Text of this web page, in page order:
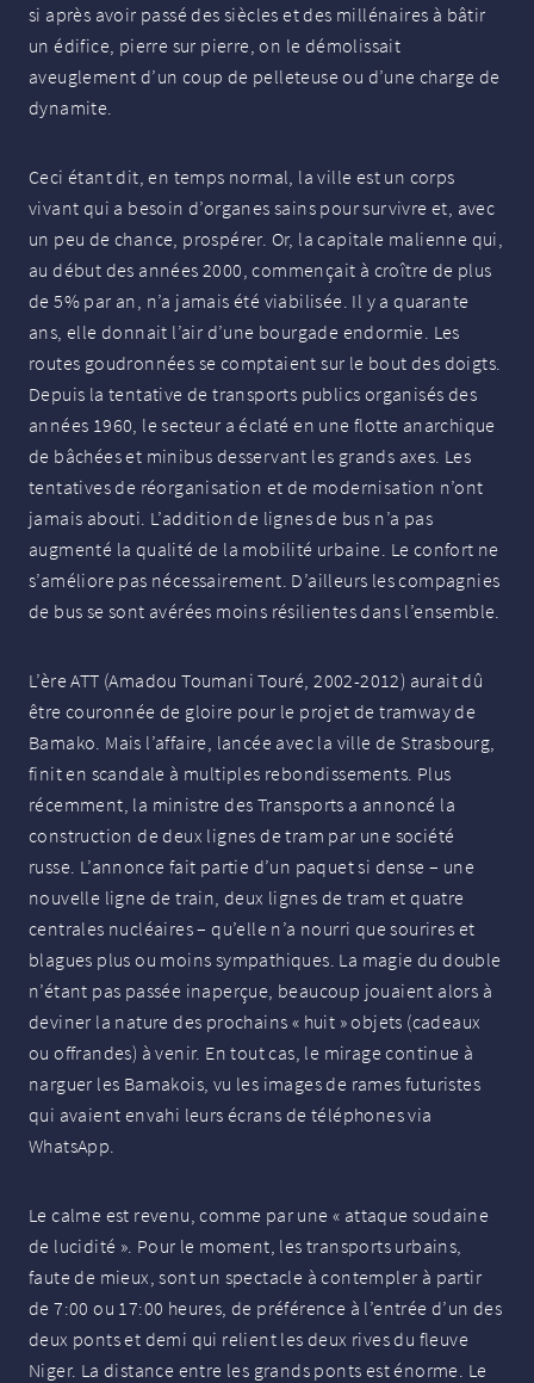
si après avoir passé des siècles et des millénaires à bâtir
un édifice, pierre sur pierre, on le démolissait
aveuglement d’un coup de pelleteuse ou d’une charge de
dynamite.
Ceci étant dit, en temps normal, la ville est un corps
vivant qui a besoin d’organes sains pour survivre et, avec
un peu de chance, prospérer. Or, la capitale malienne qui,
au début des années 2000, commençait à croître de plus
de 5% par an, n’a jamais été viabilisée. Il y a quarante
ans, elle donnait l’air d’une bourgade endormie. Les
routes goudronnées se comptaient sur le bout des doigts.
Depuis la tentative de transports publics organisés des
années 1960, le secteur a éclaté en une flotte anarchique
de bâchées et minibus desservant les grands axes. Les
tentatives de réorganisation et de modernisation n’ont
jamais abouti. L’addition de lignes de bus n’a pas
augmenté la qualité de la mobilité urbaine. Le confort ne
s’améliore pas nécessairement. D’ailleurs les compagnies
de bus se sont avérées moins résilientes dans l’ensemble.
L’èreATT (Amadou Toumani Touré, 2002-2012) aurait dû
être couronnée de gloire pour le projet de tramway de
Bamako. Mais l’affaire, lancée avec la ville de Strasbourg,
finit en scandale à multiples rebondissements. Plus
récemment, la ministre des Transports a annoncé la
construction de deux lignes de tram par une société
russe. L’annonce fait partie d’un paquet si dense – une
nouvelle ligne de train, deux lignes de tram et quatre
centrales nucléaires – qu’elle n’a nourri que sourires et
blagues plus ou moins sympathiques. La magie du double
n’étant pas passée inaperçue, beaucoup jouaient alors à
deviner la nature des prochains « huit » objets (cadeaux
ou offrandes) à venir. En tout cas, le mirage continue à
narguer les Bamakois, vu les images de rames futuristes
qui avaient envahi leurs écrans de téléphones via
WhatsApp.
Le calme est revenu, comme par une « attaque soudaine
de lucidité ». Pour le moment, les transports urbains,
faute de mieux, sont un spectacle à contempler à partir
de 7:00 ou 17:00 heures, de préférence à l’entrée d’un des
deux ponts et demi qui relient les deux rives du fleuve
Niger. La distance entre les grands ponts est énorme. Le